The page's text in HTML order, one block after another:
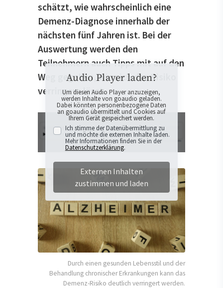
schätzt, wie wahrscheinlich eine
Demenz-Diagnose innerhalb der
nächsten fünf Jahren ist. Bei der
Auswertung werden den
Teilnehmern auch Tipps mit auf den
Weg gegeben, wie sich das Risiko
verringern lässt.
Audio Player laden?
Um diesen Audio Player anzuzeigen,
werden Inhalte von goaudio geladen.
Dabei könnten personenbezogene Daten
an goaudio übermittelt und Cookies auf
Ihrem Gerät gespeichert werden.
Ich stimme der Datenübermittlung zu
und möchte die externen Inhalte laden.
Mehr Informationen finden Sie in der
Datenschutzerklärung.
Externen Inhalten
zustimmen und laden
Durch einen gesunden Lebensstil und der
Behandlung chronischer Erkrankungen kann das
Demenz-Risiko deutlich verringert werden.